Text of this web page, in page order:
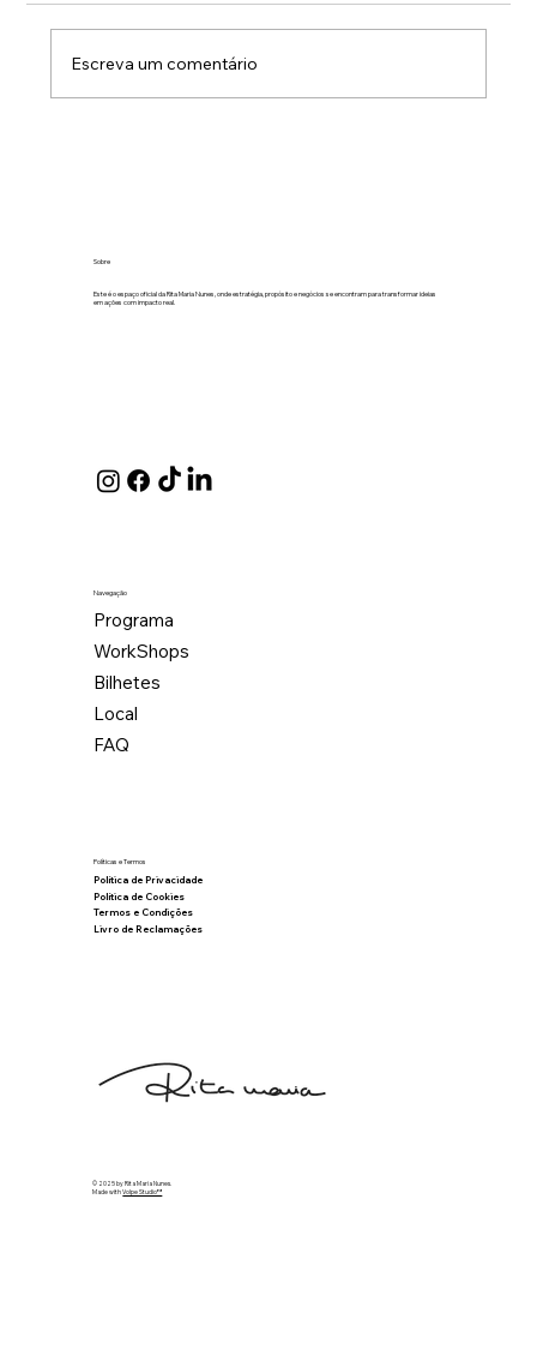
Escreva um comentário
© 2025 by Rita Maria Nunes.
Made withVolpe Studio™
Sobre
Este é o espaço oficial da Rita Maria Nunes, onde estratégia, propósito e negócios se encontram para transformar ideias
em ações com impacto real.
Navegação
Programa
WorkShops
Bilhetes
Local
FAQ
Políticas e Termos
Política de Privacidade
Política de Cookies
Termos e Condições
Livro de Reclamações